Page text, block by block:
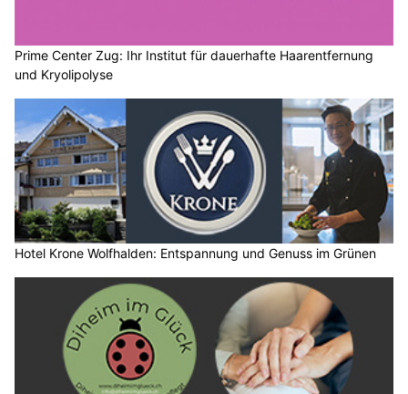
Prime Center Zug: Ihr Institut für dauerhafte Haarentfernung
und Kryolipolyse
Hotel Krone Wolfhalden: Entspannung und Genuss im Grünen